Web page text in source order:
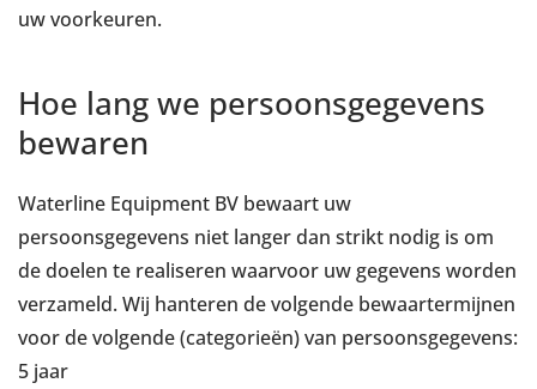
uw voorkeuren.
Hoe lang we persoonsgegevens
bewaren
Waterline Equipment BV bewaart uw
persoonsgegevens niet langer dan strikt nodig is om
de doelen te realiseren waarvoor uw gegevens worden
verzameld. Wij hanteren de volgende bewaartermijnen
voor de volgende (categorieën) van persoonsgegevens:
5 jaar